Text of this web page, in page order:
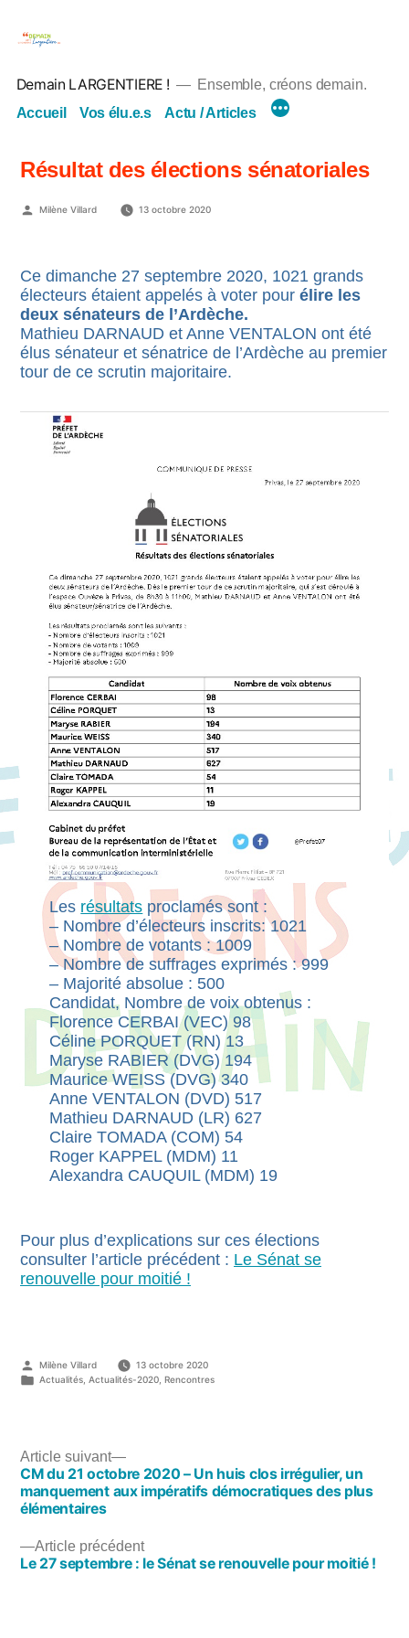
contenu
Demain LARGENTIERE !
Ensemble, créons demain.
Accueil
Vos élu.e.s Actu / Articles
Résultat des élections sénatoriales
Publié
Milène Villard 13 octobre 2020
Ce dimanche 27 septembre 2020, 1021 grands
électeurs étaient appelés à voter pour élire les
deux sénateurs de l’Ardèche.
Mathieu DARNAUD et Anne VENTALON ont été
élus sénateur et sénatrice de l’Ardèche au premier
tour de ce scrutin majoritaire.
Les résultats proclamés sont :
– Nombre d’électeurs inscrits: 1021
– Nombre de votants : 1009
– Nombre de suffrages exprimés : 999
– Majorité absolue : 500
Candidat, Nombre de voix obtenus :
Florence CERBAI (VEC) 98
Céline PORQUET (RN) 13
Maryse RABIER (DVG) 194
Maurice WEISS (DVG) 340
Anne VENTALON (DVD) 517
Mathieu DARNAUD (LR) 627
Claire TOMADA (COM) 54
Roger KAPPEL (MDM) 11
Alexandra CAUQUIL (MDM) 19
Pour plus d’explications sur ces élections
consulter l’article précédent : Le Sénat se
renouvelle pour moitié !
Publié
par
Milène Villard
13 octobre 2020
Publié
Actualités Actualités-2020 Rencontres
Navigation
de
Article précédentArticle
précédent :
Le 27 septembre : le Sénat se renouvelle pour moitié !
Article suivant
Article
suivant :
CM du 21 octobre 2020 – Un huis clos irrégulier, un
manquement aux impératifs démocratiques des plus
élémentaires